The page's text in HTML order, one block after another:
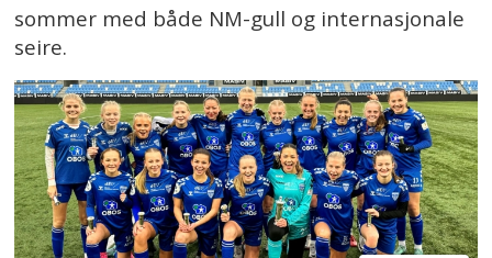
sommer med både NM-gull og internasjonale
seire.